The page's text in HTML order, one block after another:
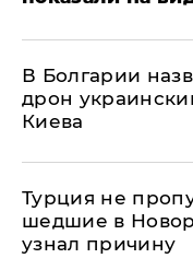
В Болгарии
дрон
Киева
Турция не
шедшие в
узнал причину